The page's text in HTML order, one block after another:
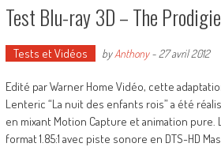
Test Blu-ray 3D – The
Tests et Vidéos byAnthony- 27 avril 2012
Edité par Warner Home Vidéo, cette
Lenteric “La nuit des enfants rois” a été
en mixant Motion Capture et animation
format 1.85:1 avec piste sonore en DTS-HD